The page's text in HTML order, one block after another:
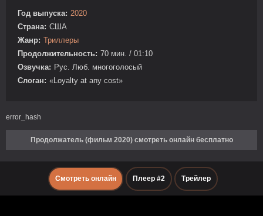
Год выпуска: 2020
Страна: США
Жанр: Триллеры
Продолжительность: 70 мин. / 01:10
Озвучка: Рус. Люб. многоголосый
Слоган: «Loyalty at any cost»
error_hash
Продолжатель (фильм 2020) смотреть онлайн бесплатно
Смотреть онлайн Плеер #2 Трейлер